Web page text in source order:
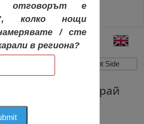
Show/Hide Right Side
Център Край
отговорът е
колко нощи
/ сте
в региона?